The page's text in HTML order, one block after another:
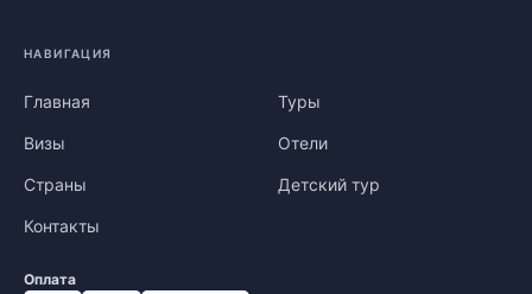
НАВИГАЦИЯ
Главная Туры
Визы Отели
Страны Детский тур
Контакты
Оплата